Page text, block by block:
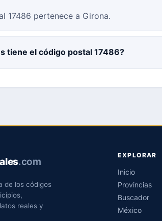
17486 pertenece a Girona.
tiene el código postal 17486?
.com
de los códigos
reales y
EXPLORAR
Inicio
Provincias
Buscador
México